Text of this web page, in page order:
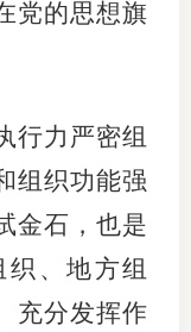
党的思想旗
力严密组
组织功能强
金石，也是
、地方组
充分发挥作